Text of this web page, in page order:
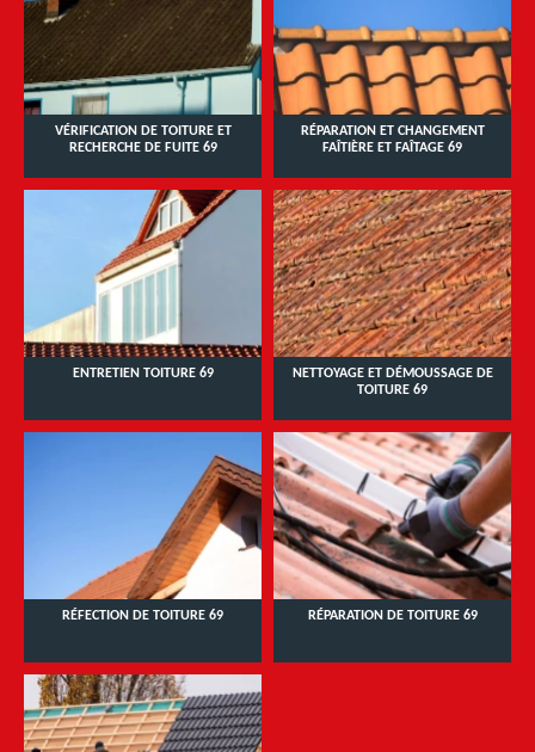
VÉRIFICATION DE TOITURE ET
RECHERCHE DE FUITE 69
RÉPARATION ET CHANGEMENT
FAÎTIÈRE ET FAÎTAGE 69
ENTRETIEN TOITURE 69
NETTOYAGE ET DÉMOUSSAGE DE
TOITURE 69
RÉFECTION DE TOITURE 69 RÉPARATION DE TOITURE 69